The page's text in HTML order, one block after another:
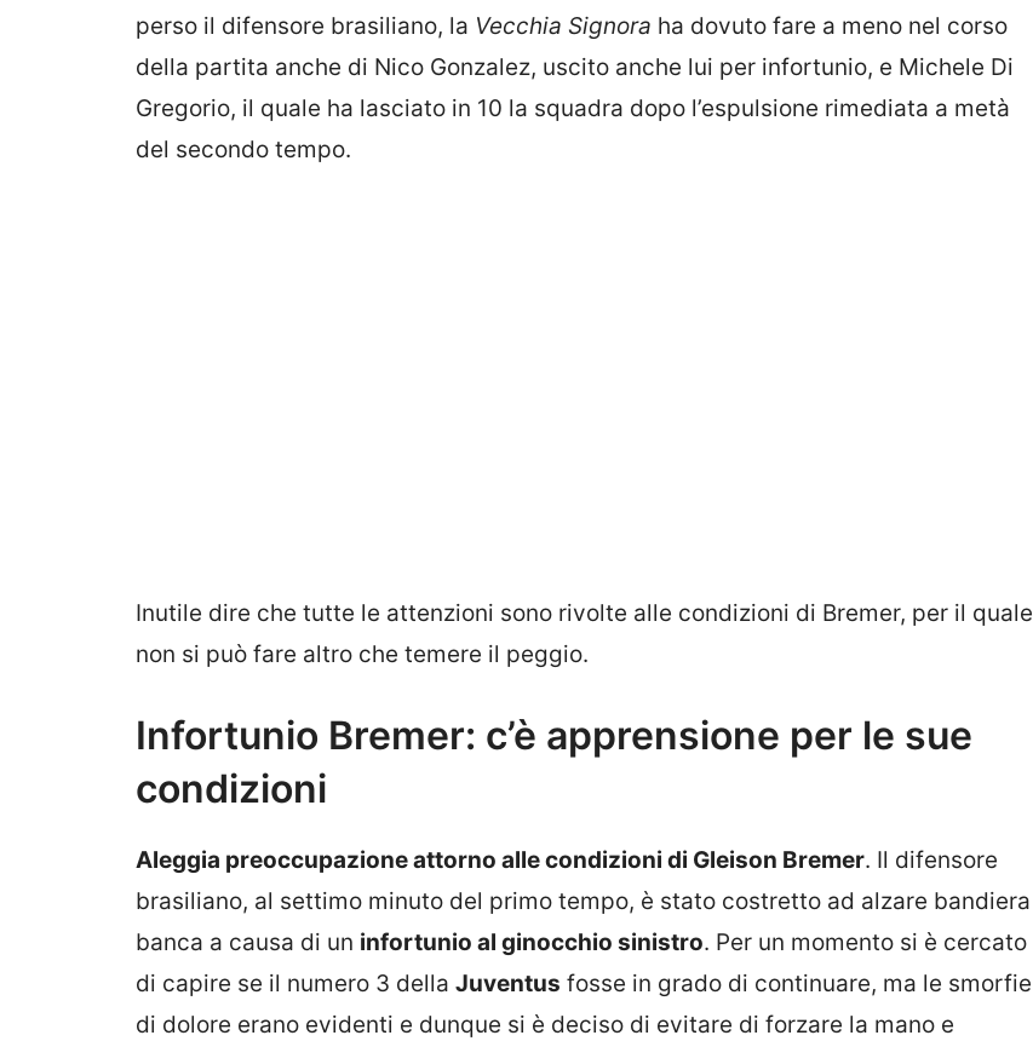
perso il difensore brasiliano, la Vecchia Signora ha dovuto fare a meno nel corso
della partita anche di Nico Gonzalez, uscito anche lui per infortunio, e Michele Di
Gregorio, il quale ha lasciato in 10 la squadra dopo l’espulsione rimediata a metà
del secondo tempo.
Inutile dire che tutte le attenzioni sono rivolte alle condizioni di Bremer, per il quale
non si può fare altro che temere il peggio.
Infortunio Bremer: c’è apprensione per le sue
condizioni
Aleggia preoccupazione attorno alle condizioni di Gleison Bremer. Il difensore
brasiliano, al settimo minuto del primo tempo, è stato costretto ad alzare bandiera
banca a causa di un infortunio al ginocchio sinistro. Per un momento si è cercato
di capire se il numero 3 della Juventus fosse in grado di continuare, ma le smorfie
di dolore erano evidenti e dunque si è deciso di evitare di forzare la mano e